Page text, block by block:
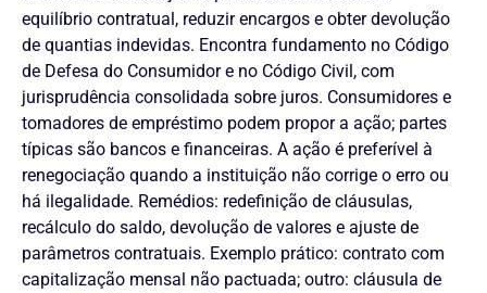
equilíbrio contratual, reduzir encargos e obter devolução
de quantias indevidas. Encontra fundamento no Código
de Defesa do Consumidor e no Código Civil, com
jurisprudência consolidada sobre juros. Consumidores e
tomadores de empréstimo podem propor a ação; partes
típicas são bancos e financeiras. A ação é preferível à
renegociação quando a instituição não corrige o erro ou
há ilegalidade. Remédios: redefinição de cláusulas,
recálculo do saldo, devolução de valores e ajuste de
parâmetros contratuais. Exemplo prático: contrato com
capitalização mensal não pactuada; outro: cláusula de